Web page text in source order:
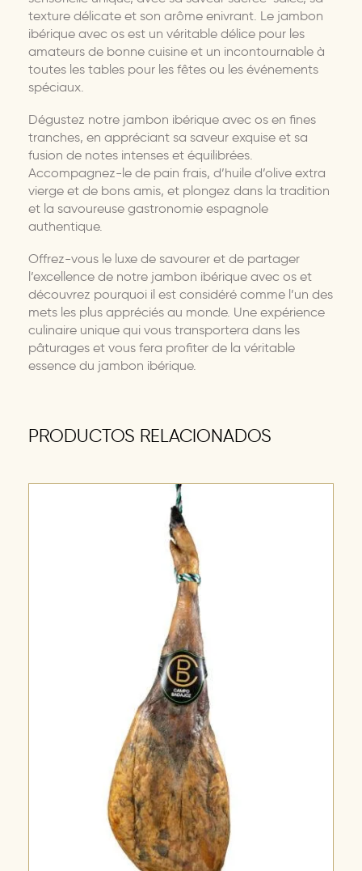
texture délicate et son arôme enivrant. Le jambon
ibérique avec os est un véritable délice pour les
amateurs de bonne cuisine et un incontournable à
toutes les tables pour les fêtes ou les événements
spéciaux.
Dégustez notre jambon ibérique avec os en fines
tranches, en appréciant sa saveur exquise et sa
fusion de notes intenses et équilibrées.
Accompagnez-le de pain frais, d’huile d’olive extra
vierge et de bons amis, et plongez dans la tradition
et la savoureuse gastronomie espagnole
authentique.
Offrez-vous le luxe de savourer et de partager
l’excellence de notre jambon ibérique avec os et
découvrez pourquoi il est considéré comme l’un des
mets les plus appréciés au monde. Une expérience
culinaire unique qui vous transportera dans les
pâturages et vous fera profiter de la véritable
essence du jambon ibérique.
PRODUCTOS RELACIONADOS